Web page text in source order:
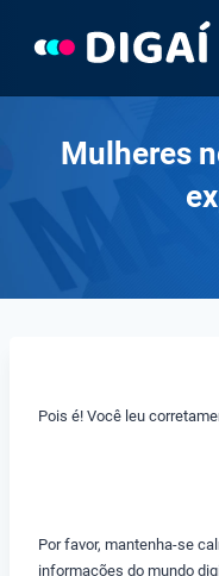
Mulheres
Pois é! Você leu
Por favor, mantenha-se
informações do mundo